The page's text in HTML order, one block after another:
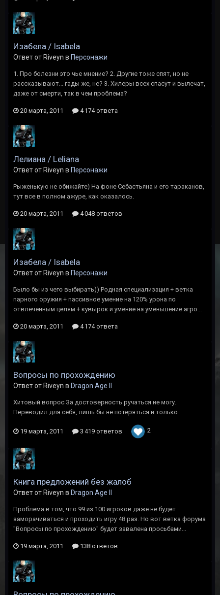
Изабела / Isabela
Ответ от Riveyn в Персонажи
1. Про болезни это чье мнение? 2. Другие тоже спят, но не
рассказывают... гады же, не? 3. Хилеры всех спасут и вылечат,
даже от смерти, так в чем проблема?
20 марта, 2011 4 174 ответа
Лелиана / Leliana
Ответ от Riveyn в Персонажи
Рыженькую не обижайте) На фоне Себастьяна и его тараканов,
тут все в полном ажуре, как оказалось.
20 марта, 2011 4 048 ответов
Изабела / Isabela
Ответ от Riveyn в Персонажи
Было бы из чего выбирать)) Родная специализация + ветка
парного оружия + пассивное умение на 120% урона по
отвлеченным целям + кувырок и умение на уменьшение агро...
20 марта, 2011 4 174 ответа
Вопросы по прохождению
Ответ от Riveyn в Dragon Age II
Хитовый вопрос За достоверность ручаться не могу.
Переводил для себя, лишь бы не потеряться и только
19 марта, 2011 3 419 ответов 2
Книга предложений без жалоб
Ответ от Riveyn в Dragon Age II
Проблема в том, что 99 из 100 игроков даже не будет
заморачиваться и проходить игру 48 раз. Но вот ветка форума
"Вопросы по прохождению" будет завалена просьбами...
19 марта, 2011 138 ответов